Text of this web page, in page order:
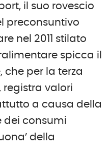
il suo rovescio
preconsuntivo
nel 2011 stilato
spicca il
che per la terza
valori
a causa della
dei consumi
della